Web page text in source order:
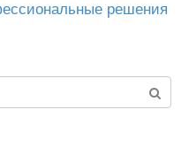
решения